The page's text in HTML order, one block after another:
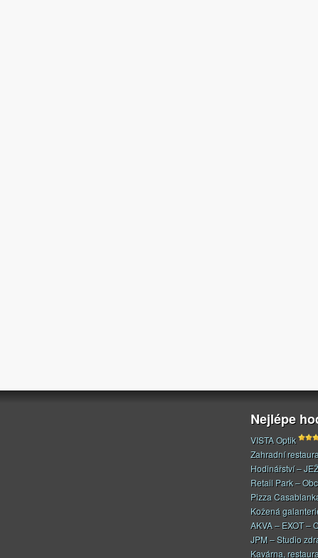
Nejlépe
VISTA Optik
Zahradní
Hodinářství – JEŽ
Retail Park –
Pizza
Kožená
AKVA – EXOT –
JPM – Studio
Kavárna,